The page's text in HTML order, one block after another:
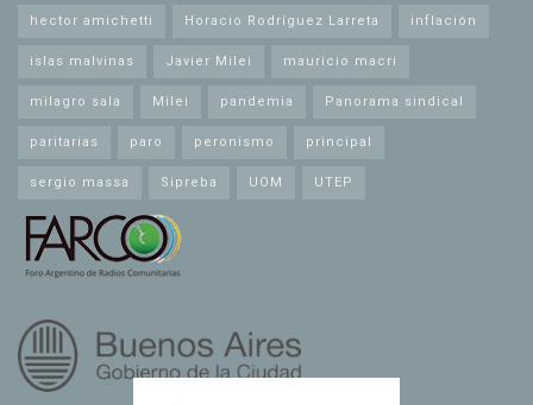
hector amichetti Horacio Rodríguez Larreta inflación
islas malvinas Javier Milei mauricio macri
milagro sala Milei pandemia Panorama sindical
paritarias paro peronismo principal
sergio massa Sipreba UOM UTEP